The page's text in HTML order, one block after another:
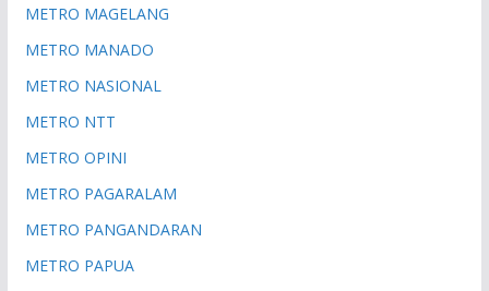
METRO MAGELANG
METRO MANADO
METRO NASIONAL
METRO NTT
METRO OPINI
METRO PAGARALAM
METRO PANGANDARAN
METRO PAPUA